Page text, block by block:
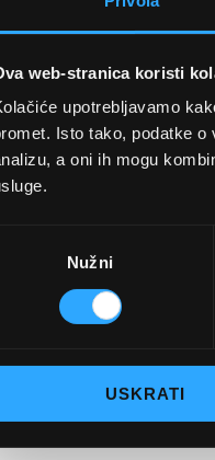
web-stranica koristi
upotrebljavamo
Isto tako, podatke
a oni ih mogu
Nužni
USKRATI
1
2
21300
SITEMAP
O nama
Optika